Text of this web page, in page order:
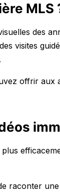
MLS
des
visites
offrir
raconter